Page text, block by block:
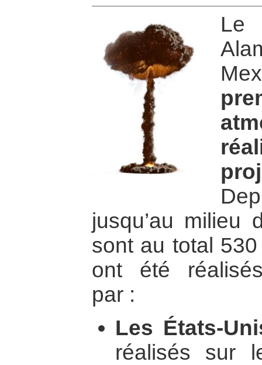
Le
jusqu’au milieu
sont au total
ont été
par :
Les États-
réalisés sur